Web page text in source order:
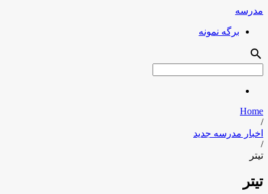
مدرسه
برگه نمونه
search
Home
/
اخبار مدرسه جدید
/
تیتر
تیتر